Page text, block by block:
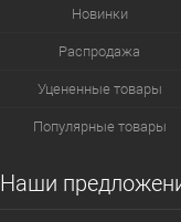
Новинки
Распродажа
Уцененные товары
Популярные товары
Наши